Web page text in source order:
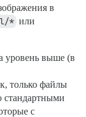
в
* или
уровень выше (в
только файлы
стандартными
с